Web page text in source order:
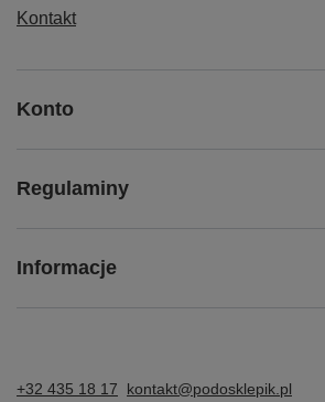
Kontakt
Konto
Regulaminy
Informacje
+32 435 18 17 kontakt@podosklepik.pl